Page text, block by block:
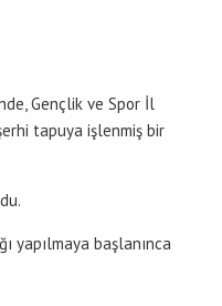
Gençlik ve Spor İl
tapuya işlenmiş bir
yapılmaya başlanınca